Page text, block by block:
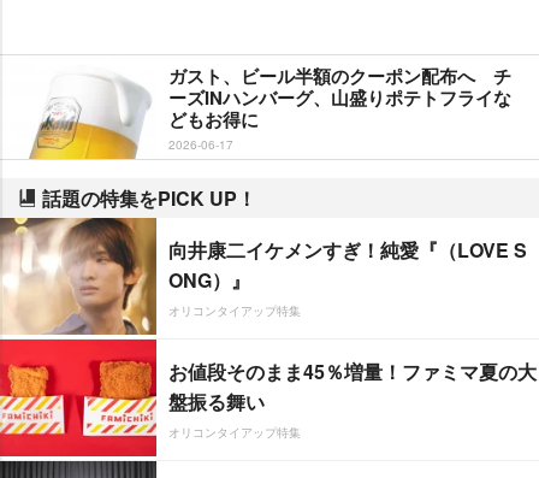
ガスト、ビール半額のクーポン配布へ チ
ーズINハンバーグ、山盛りポテトフライな
どもお得に
2026-06-17
話題の特集をPICK UP！
向井康二イケメンすぎ！純愛『（LOVE S
ONG）』
オリコンタイアップ特集
お値段そのまま45％増量！ファミマ夏の大
盤振る舞い
オリコンタイアップ特集